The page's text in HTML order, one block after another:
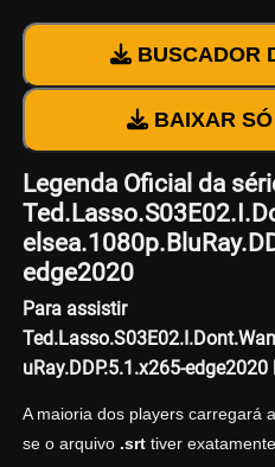
BUSCADOR
BAIXAR
Legenda Oficial da
edge2020
Para assistir
uRay.DDP.5.1.x265-
A maioria dos players carregará
se o arquivo .srttiver